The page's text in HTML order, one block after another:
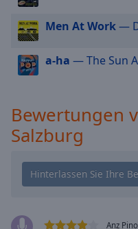
Opacity
Text
Opacity
Caption
Color
Men At Work—
a-ha — The Sun
Bewertungen
Salzburg
Anz Pino